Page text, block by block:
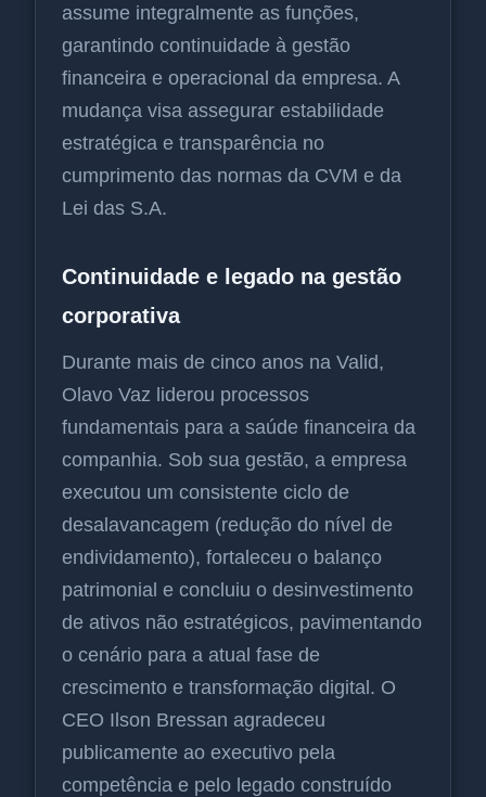
assume integralmente as funções,
garantindo continuidade à gestão
financeira e operacional da empresa. A
mudança visa assegurar estabilidade
estratégica e transparência no
cumprimento das normas da CVM e da
Lei das S.A.
Continuidade e legado na gestão
corporativa
Durante mais de cinco anos na Valid,
Olavo Vaz liderou processos
fundamentais para a saúde financeira da
companhia. Sob sua gestão, a empresa
executou um consistente ciclo de
desalavancagem (redução do nível de
endividamento), fortaleceu o balanço
patrimonial e concluiu o desinvestimento
de ativos não estratégicos, pavimentando
o cenário para a atual fase de
crescimento e transformação digital. O
CEO Ilson Bressan agradeceu
publicamente ao executivo pela
competência e pelo legado construído